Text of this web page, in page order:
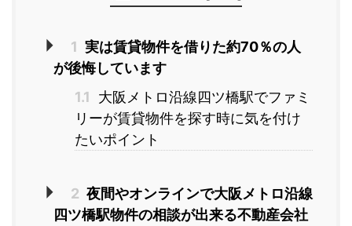
1 実は賃貸物件を借りた約70％の人
が後悔しています
1.1
大阪メトロ沿線四ツ橋駅でファミ
リーが賃貸物件を探す時に気を付け
たいポイント
2 夜間やオンラインで大阪メトロ沿線
四ツ橋駅物件の相談が出来る不動産会社